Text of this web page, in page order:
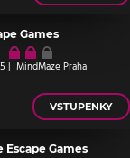
Games
| MindMaze Praha
VSTUPENKY
Escape Games